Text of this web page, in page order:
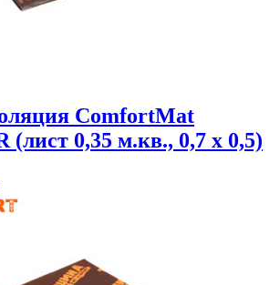
ComfortMat
(лист 0,35 м.кв., 0,7 х 0,5)